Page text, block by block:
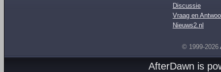
Discussie
Vraag en
Nieuws2.nl
© 1999-2026
AfterDawn is